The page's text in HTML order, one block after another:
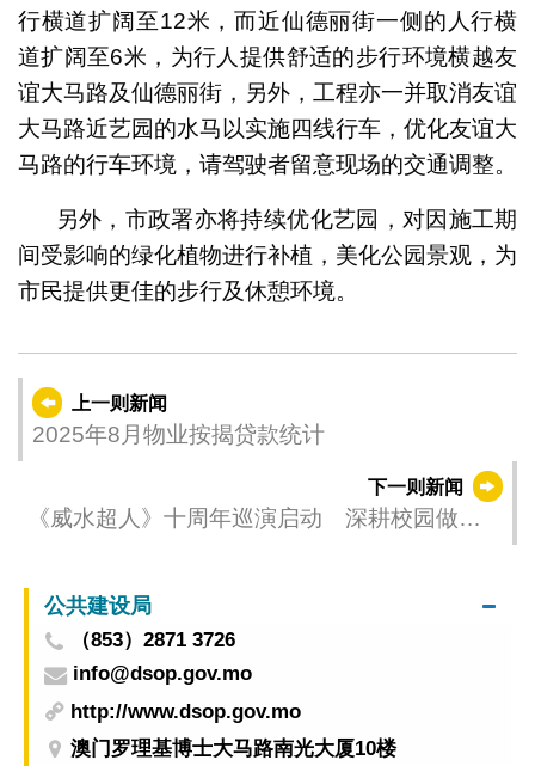
行横道扩阔至12米，而近仙德丽街一侧的人行横
道扩阔至6米，为行人提供舒适的步行环境横越友
谊大马路及仙德丽街，另外，工程亦一并取消友谊
大马路近艺园的水马以实施四线行车，优化友谊大
马路的行车环境，请驾驶者留意现场的交通调整。
另外，市政署亦将持续优化艺园，对因施工期
间受影响的绿化植物进行补植，美化公园景观，为
市民提供更佳的步行及休憩环境。
上一则新闻
2025年8月物业按揭贷款统计
下一则新闻
《威水超人》十周年巡演启动 深耕校园做好
公共建设局
（853）2871 3726
info@dsop.gov.mo
http://www.dsop.gov.mo
澳门罗理基博士大马路南光大厦10楼